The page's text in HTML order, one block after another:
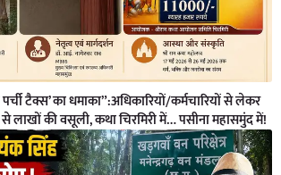
पर्ची टैक्स’ का धमाका”:अधिकारियों/कर्मचारियों से लेकर
लाखों की वसूली, कथा चिरमिरी में… पसीना महासमुंद में!